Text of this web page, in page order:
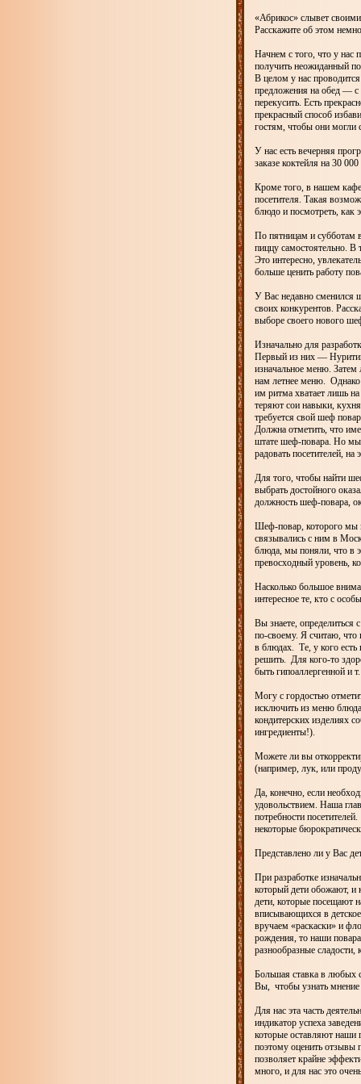
«Абрикос» слывет
Расскажите об этом
Начнем с того, что у нас
получить неожиданный
В целом у нас
предложения на обед —
перекусить. Есть
прекрасный способ
гостям, чтобы они могли
У нас есть вечерняя
заказе коктейля на 30
Кроме того, в нашем
посетителя. Такая
блюдо и посмотреть, как
По пятницам и субботам
пиццу самостоятельно. В
Это интересно,
больше ценить работу
У Вас недавно сменился
своих конкурентов.
выборе своего нового
Изначально для
Первый из них —
изначальное меню. Затем
нам летнее меню. Однако
им ритма хватает лишь
теряют сои навыки,
требуется свой шеф
Должна отметить, что
штате шеф-повара. Но мы
радовать посетителей,
Для того, чтобы найти
выбрать достойного
должность шеф-повара,
Шеф-повар, которого мы
связывались с ним в
блюда, мы поняли, что в
превосходный уровень,
Насколько большое
интересное те, кто с
Вы знаете, определиться
по-своему. Я считаю, что
в блюдах. Те, у кого
решить. Для кого-то
быть гипоаллергенной и
Могу с гордостью
исключить из меню
кондитерских изделиях
ингредиенты!).
Можете ли вы
(например, лук, или
Да, конечно, если
удовольствием. Наша
потребности
некоторые
Представлено ли у Вас
При разработке
который дети обожают, и
дети, которые посещают
вписывающихся в
вручаем «раскаски» и
рождения, то наши
разнообразные
Большая ставка в любых
Вы, чтобы узнать мнение
Для нас эта часть
индикатор успеха
которые оставляют наши
поэтому оценить отзывы
позволяет крайне
много, и для нас это